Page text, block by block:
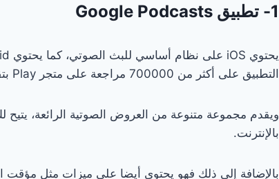
1- تطبيق Google Podcasts
التطبيق على أكثر من 700000 مراجعة على متجر Play بتقييم 4.4 نجوم.
ويقدم مجموعة متنوعة من العروض الصوتية الرائعة، يتيح
بالإنترنت.
بالإضافة إلى ذلك فهو يحتوي أيضا على ميزات مثل مؤقت